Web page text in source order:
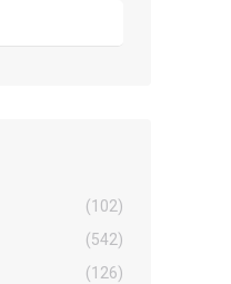
(102)
(542)
(126)